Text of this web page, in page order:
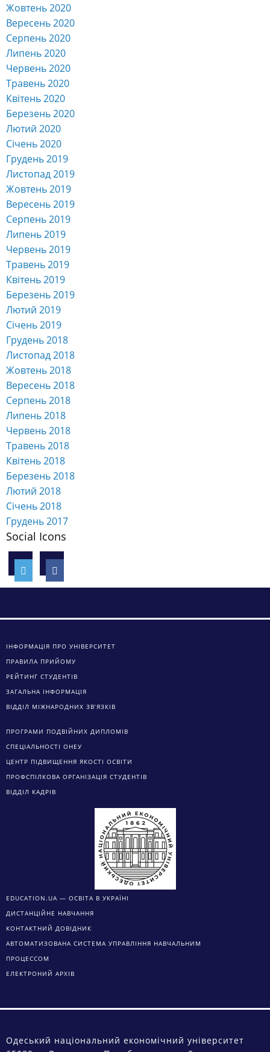
Жовтень 2020
Вересень 2020
Серпень 2020
Липень 2020
Червень 2020
Травень 2020
Квітень 2020
Березень 2020
Лютий 2020
Січень 2020
Грудень 2019
Листопад 2019
Жовтень 2019
Вересень 2019
Серпень 2019
Липень 2019
Червень 2019
Травень 2019
Квітень 2019
Березень 2019
Лютий 2019
Січень 2019
Грудень 2018
Листопад 2018
Жовтень 2018
Вересень 2018
Серпень 2018
Липень 2018
Червень 2018
Травень 2018
Квітень 2018
Березень 2018
Лютий 2018
Січень 2018
Грудень 2017
Social Icons
ІНФОРМАЦІЯ ПРО УНІВЕРСИТЕТ
ПРАВИЛА ПРИЙОМУ
РЕЙТИНГ СТУДЕНТІВ
ЗАГАЛЬНА ІНФОРМАЦІЯ
ВІДДІЛ МІЖНАРОДНИХ ЗВ’ЯЗКІВ
ПРОГРАМИ ПОДВІЙНИХ ДИПЛОМІВ
СПЕЦІАЛЬНОСТІ ОНЕУ
ЦЕНТР ПІДВИЩЕННЯ ЯКОСТІ ОСВІТИ
ПРОФСПІЛКОВА ОРГАНІЗАЦІЯ СТУДЕНТІВ
ВІДДІЛ КАДРІВ
EDUCATION.UA — ОСВІТА В УКРАЇНІ
ДИСТАНЦІЙНЕ НАВЧАННЯ
КОНТАКТНИЙ ДОВІДНИК
АВТОМАТИЗОВАНА СИСТЕМА УПРАВЛІННЯ НАВЧАЛЬНИМ
ПРОЦЕССОМ
ЕЛЕКТРОНИЙ АРХІВ
Одеський національний економічний університет